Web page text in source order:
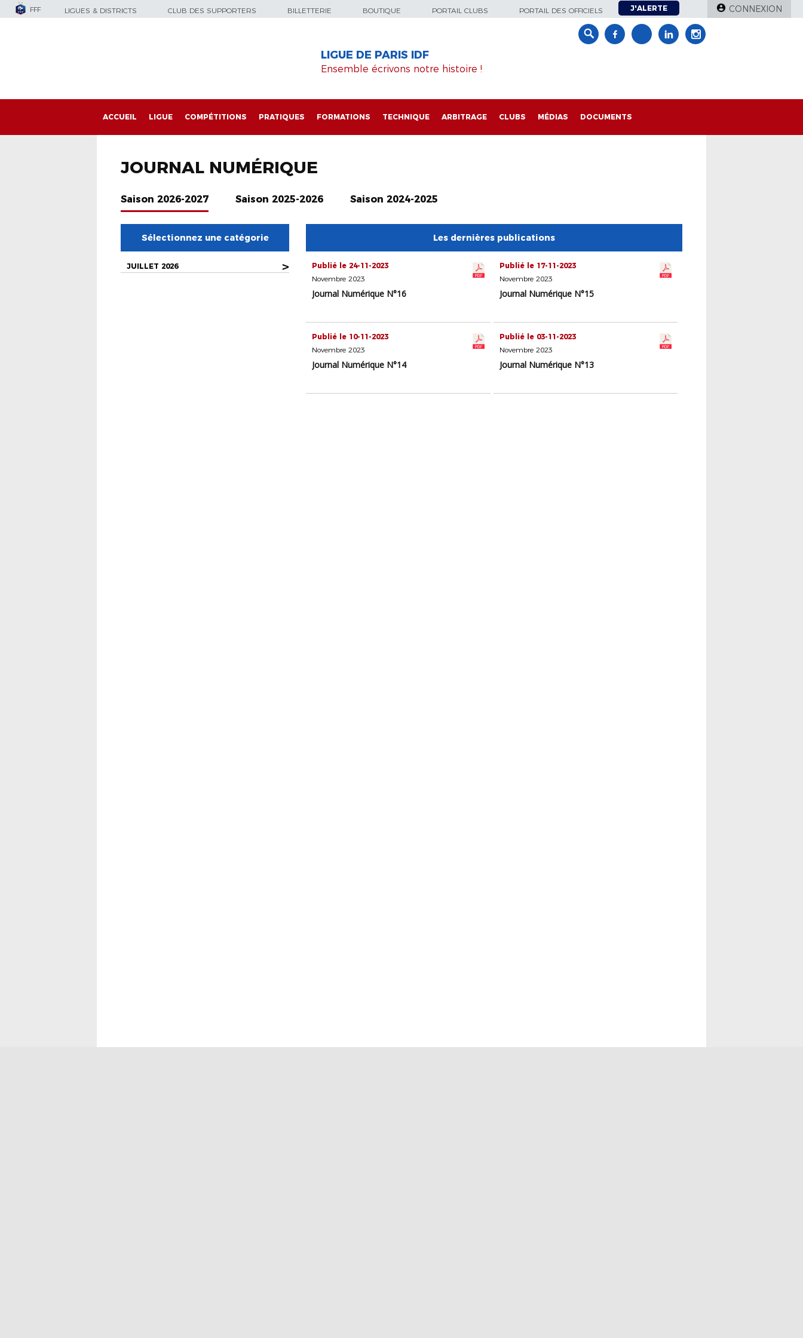
FFF LIGUES & DISTRICTS CLUB DES SUPPORTERS BILLETTERIE BOUTIQUE PORTAIL CLUBS PORTAIL DES OFFICIELS J'ALERTE CONNEXION
LIGUE DE PARIS IDF
Ensemble écrivons notre histoire !
ACCUEIL LIGUE COMPÉTITIONS PRATIQUES FORMATIONS TECHNIQUE ARBITRAGE CLUBS MÉDIAS DOCUMENTS
JOURNAL NUMÉRIQUE
Saison 2026-2027 Saison 2025-2026 Saison 2024-2025
Sélectionnez une catégorie
JUILLET 2026 >
Les dernières publications
Publié le 24-11-2023
Novembre 2023
Journal Numérique N°16
Publié le 17-11-2023
Novembre 2023
Journal Numérique N°15
Publié le 10-11-2023
Novembre 2023
Journal Numérique N°14
Publié le 03-11-2023
Novembre 2023
Journal Numérique N°13